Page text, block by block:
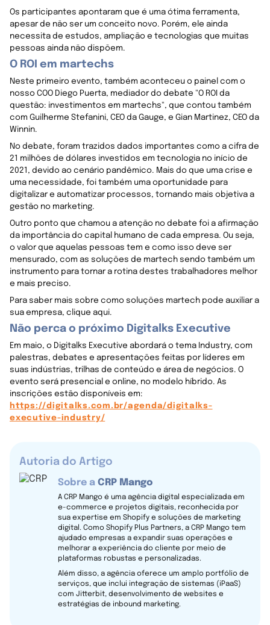
Os participantes apontaram que é uma ótima ferramenta,
apesar de não ser um conceito novo. Porém, ele ainda
necessita de estudos, ampliação e tecnologias que muitas
pessoas ainda não dispõem.
O ROI em martechs
Neste primeiro evento, também aconteceu o painel com o
nosso COO Diego Puerta, mediador do debate "O ROI da
questão: investimentos em martechs", que contou também
com Guilherme Stefanini, CEO da Gauge, e Gian Martinez, CEO da
Winnin.
No debate, foram trazidos dados importantes como a cifra de
21 milhões de dólares investidos em tecnologia no início de
2021, devido ao cenário pandêmico. Mais do que uma crise e
uma necessidade, foi também uma oportunidade para
digitalizar e automatizar processos, tornando mais objetiva a
gestão no marketing.
Outro ponto que chamou a atenção no debate foi a afirmação
da importância do capital humano de cada empresa. Ou seja,
o valor que aquelas pessoas tem e como isso deve ser
mensurado, com as soluções de martech sendo também um
instrumento para tornar a rotina destes trabalhadores melhor
e mais preciso.
Para saber mais sobre como soluções martech pode auxiliar a
sua empresa, clique aqui.
Não perca o próximo Digitalks Executive
Em maio, o Digitalks Executive abordará o tema Industry, com
palestras, debates e apresentações feitas por líderes em
suas indústrias, trilhas de conteúdo e área de negócios. O
evento será presencial e online, no modelo híbrido. As
inscrições estão disponíveis em:
https://digitalks.com.br/agenda/digitalks-
executive-industry/
Autoria do Artigo
Sobre a CRP Mango
A CRP Mango é uma agência digital especializada em
e-commerce e projetos digitais, reconhecida por
sua expertise em Shopify e soluções de marketing
digital. Como Shopify Plus Partners, a CRP Mango tem
ajudado empresas a expandir suas operações e
melhorar a experiência do cliente por meio de
plataformas robustas e personalizadas.
Além disso, a agência oferece um amplo portfólio de
serviços, que inclui integração de sistemas (iPaaS)
com Jitterbit, desenvolvimento de websites e
estratégias de inbound marketing.